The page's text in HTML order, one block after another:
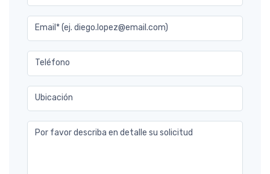
Email* (ej. diego.lopez@email.com)
Teléfono
Ubicación
Por favor describa en detalle su solicitud